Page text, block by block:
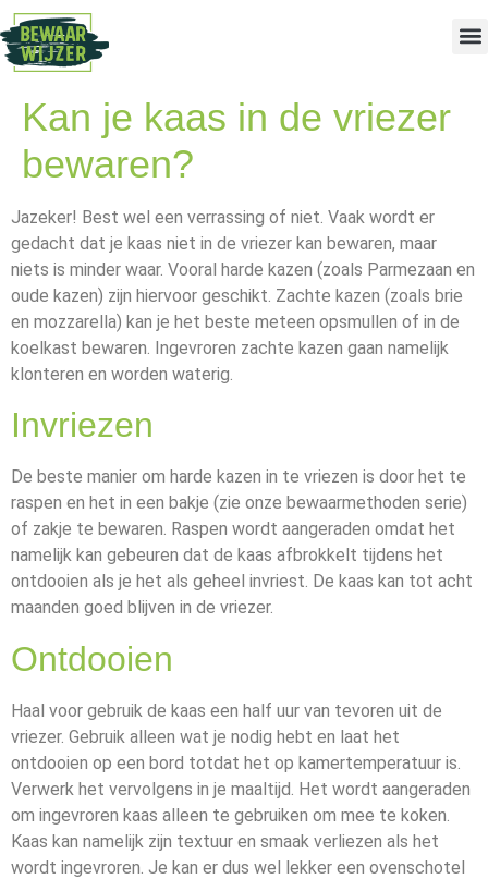
Kan je kaas in de vriezer
bewaren?
Jazeker! Best wel een verrassing of niet. Vaak wordt er
gedacht dat je kaas niet in de vriezer kan bewaren, maar
niets is minder waar. Vooral harde kazen (zoals Parmezaan en
oude kazen) zijn hiervoor geschikt. Zachte kazen (zoals brie
en mozzarella) kan je het beste meteen opsmullen of in de
koelkast bewaren. Ingevroren zachte kazen gaan namelijk
klonteren en worden waterig.
Invriezen
De beste manier om harde kazen in te vriezen is door het te
raspen en het in een bakje (zie onze bewaarmethoden serie)
of zakje te bewaren. Raspen wordt aangeraden omdat het
namelijk kan gebeuren dat de kaas afbrokkelt tijdens het
ontdooien als je het als geheel invriest. De kaas kan tot acht
maanden goed blijven in de vriezer.
Ontdooien
Haal voor gebruik de kaas een half uur van tevoren uit de
vriezer. Gebruik alleen wat je nodig hebt en laat het
ontdooien op een bord totdat het op kamertemperatuur is.
Verwerk het vervolgens in je maaltijd. Het wordt aangeraden
om ingevroren kaas alleen te gebruiken om mee te koken.
Kaas kan namelijk zijn textuur en smaak verliezen als het
wordt ingevroren. Je kan er dus wel lekker een ovenschotel